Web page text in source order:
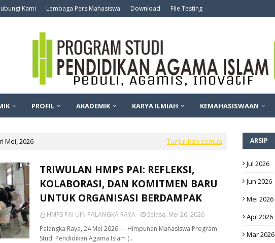
Kami Lembaga Pers Mahasiswa Download File Testing
PROFIL AKADEMIK KARYA ILMIAH KEMAHASISWAAN
Mei, 2026 Tunjukkan semua
TRIWULAN HMPS PAI: REFLEKSI,
KOLABORASI, DAN KOMITMEN BARU
UNTUK ORGANISASI BERDAMPAK
HMPS PAI UIN PALANGKA RAYA
Selasa, Mei 26, 2026
Palangka Raya, 24 Mei 2026 — Himpunan Mahasiswa Program
Studi Pendidikan Agama Islam (…
ARSIP
Jul 2026
Jun 2026
Mei 2026
Apr 2026
Mar 2026